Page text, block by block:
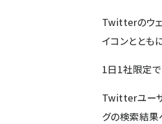
Twitterのウェ
イコンととも
1日1社限定で
Twitterユーザ
グの検索結果